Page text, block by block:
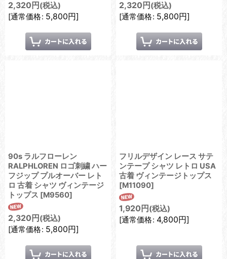
2,320 円 (税込)
[通常価格: 5,800円]
2,320 円 (税込)
[通常価格: 5,800円]
90s ラルフローレン
RALPHLOREN ロゴ刺繍 ハー
フジップ プルオーバー レト
ロ 古着 シャツ ヴィンテージ
トップス [M9560]
2,320 円 (税込)
[通常価格: 5,800円]
フリルデザイン レース サテ
ンテープ シャツ レトロ USA
古着 ヴィンテージトップス
[M11090]
1,920 円 (税込)
[通常価格: 4,800円]